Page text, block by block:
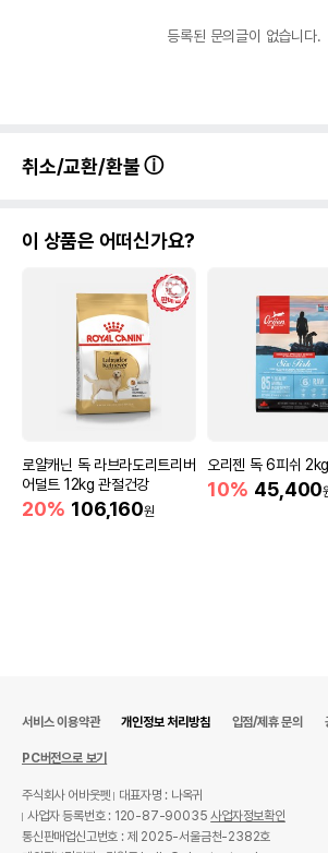
등록된 문의글이 없습니다.
취소/교환/환불
이 상품은 어떠신가요?
로얄캐닌 독 라브라도리트리버
어덜트 12kg 관절건강
20% 106,160원
오리젠 독 6피쉬 2kg
10% 45,400
서비스 이용약관 개인정보 처리방침 입점/제휴 문의
PC버전으로 보기
주식회사 어바웃펫
대표자명 : 나옥귀
사업자 등록번호 : 120-87-90035사업자정보확인
통신판매업신고번호 : 제 2025-서울금천-2382호